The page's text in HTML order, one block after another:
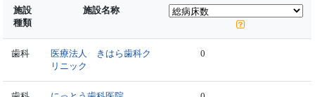
施設
種類
施設名称
歯科
医療法人 きはら歯科ク
リニック
0